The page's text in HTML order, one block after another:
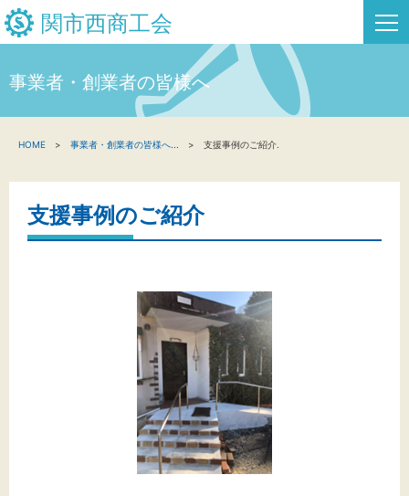
関市西商工会
新着情報
関係機関の方へ
関市西フリーページ
お問い合わせ
事業者・創業者の皆様へ
HOME 事業者・創業者の皆様へ 支援事例のご紹介.
支援事例のご紹介